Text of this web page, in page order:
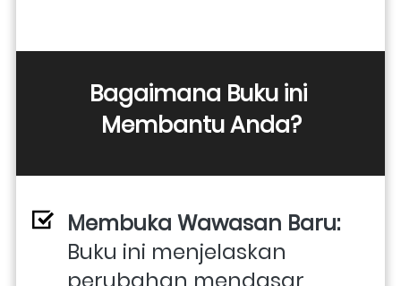
Bagaimana Buku ini
Membantu Anda?
Membuka Wawasan Baru:
Buku ini menjelaskan